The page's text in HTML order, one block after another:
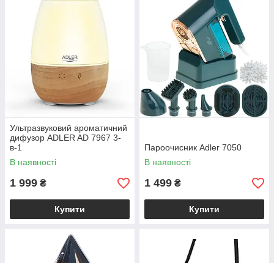
Ультразвуковий ароматичний
дифузор ADLER AD 7967 3-
в-1
В наявності
1 999 ₴
Купити
Пароочисник Adler 7050
В наявності
1 499 ₴
Купити